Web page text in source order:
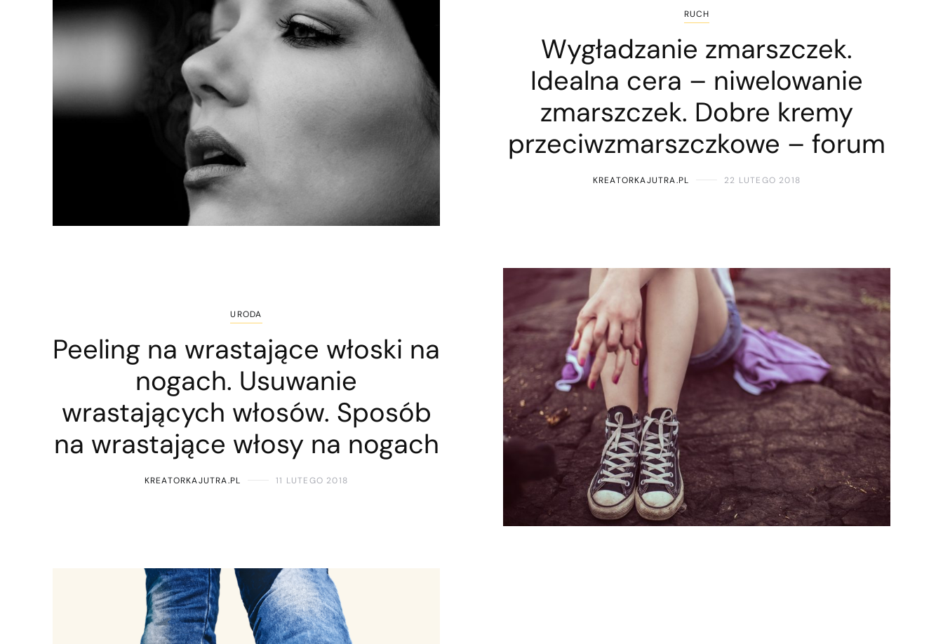
RUCH
Wygładzanie zmarszczek.
Idealna cera – niwelowanie
zmarszczek. Dobre kremy
przeciwzmarszczkowe – forum
KREATORKAJUTRA.PL 22 LUTEGO 2018
URODA
Peeling na wrastające włoski na
nogach. Usuwanie
wrastających włosów. Sposób
na wrastające włosy na nogach
KREATORKAJUTRA.PL 11 LUTEGO 2018